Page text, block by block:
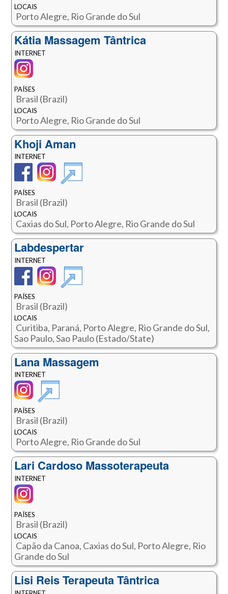
LOCAIS
Porto Alegre, Rio Grande do Sul
Kátia Massagem Tântrica
INTERNET
PAÍSES
Brasil (Brazil)
LOCAIS
Porto Alegre, Rio Grande do Sul
Khoji Aman
INTERNET
PAÍSES
Brasil (Brazil)
LOCAIS
Caxias do Sul, Porto Alegre, Rio Grande do Sul
Labdespertar
INTERNET
PAÍSES
Brasil (Brazil)
LOCAIS
Curitiba, Paraná, Porto Alegre, Rio Grande do Sul,
Sao Paulo, Sao Paulo (Estado/State)
Lana Massagem
INTERNET
PAÍSES
Brasil (Brazil)
LOCAIS
Porto Alegre, Rio Grande do Sul
Lari Cardoso Massoterapeuta
INTERNET
PAÍSES
Brasil (Brazil)
LOCAIS
Capão da Canoa, Caxias do Sul, Porto Alegre, Rio
Grande do Sul
Lisi Reis Terapeuta Tântrica